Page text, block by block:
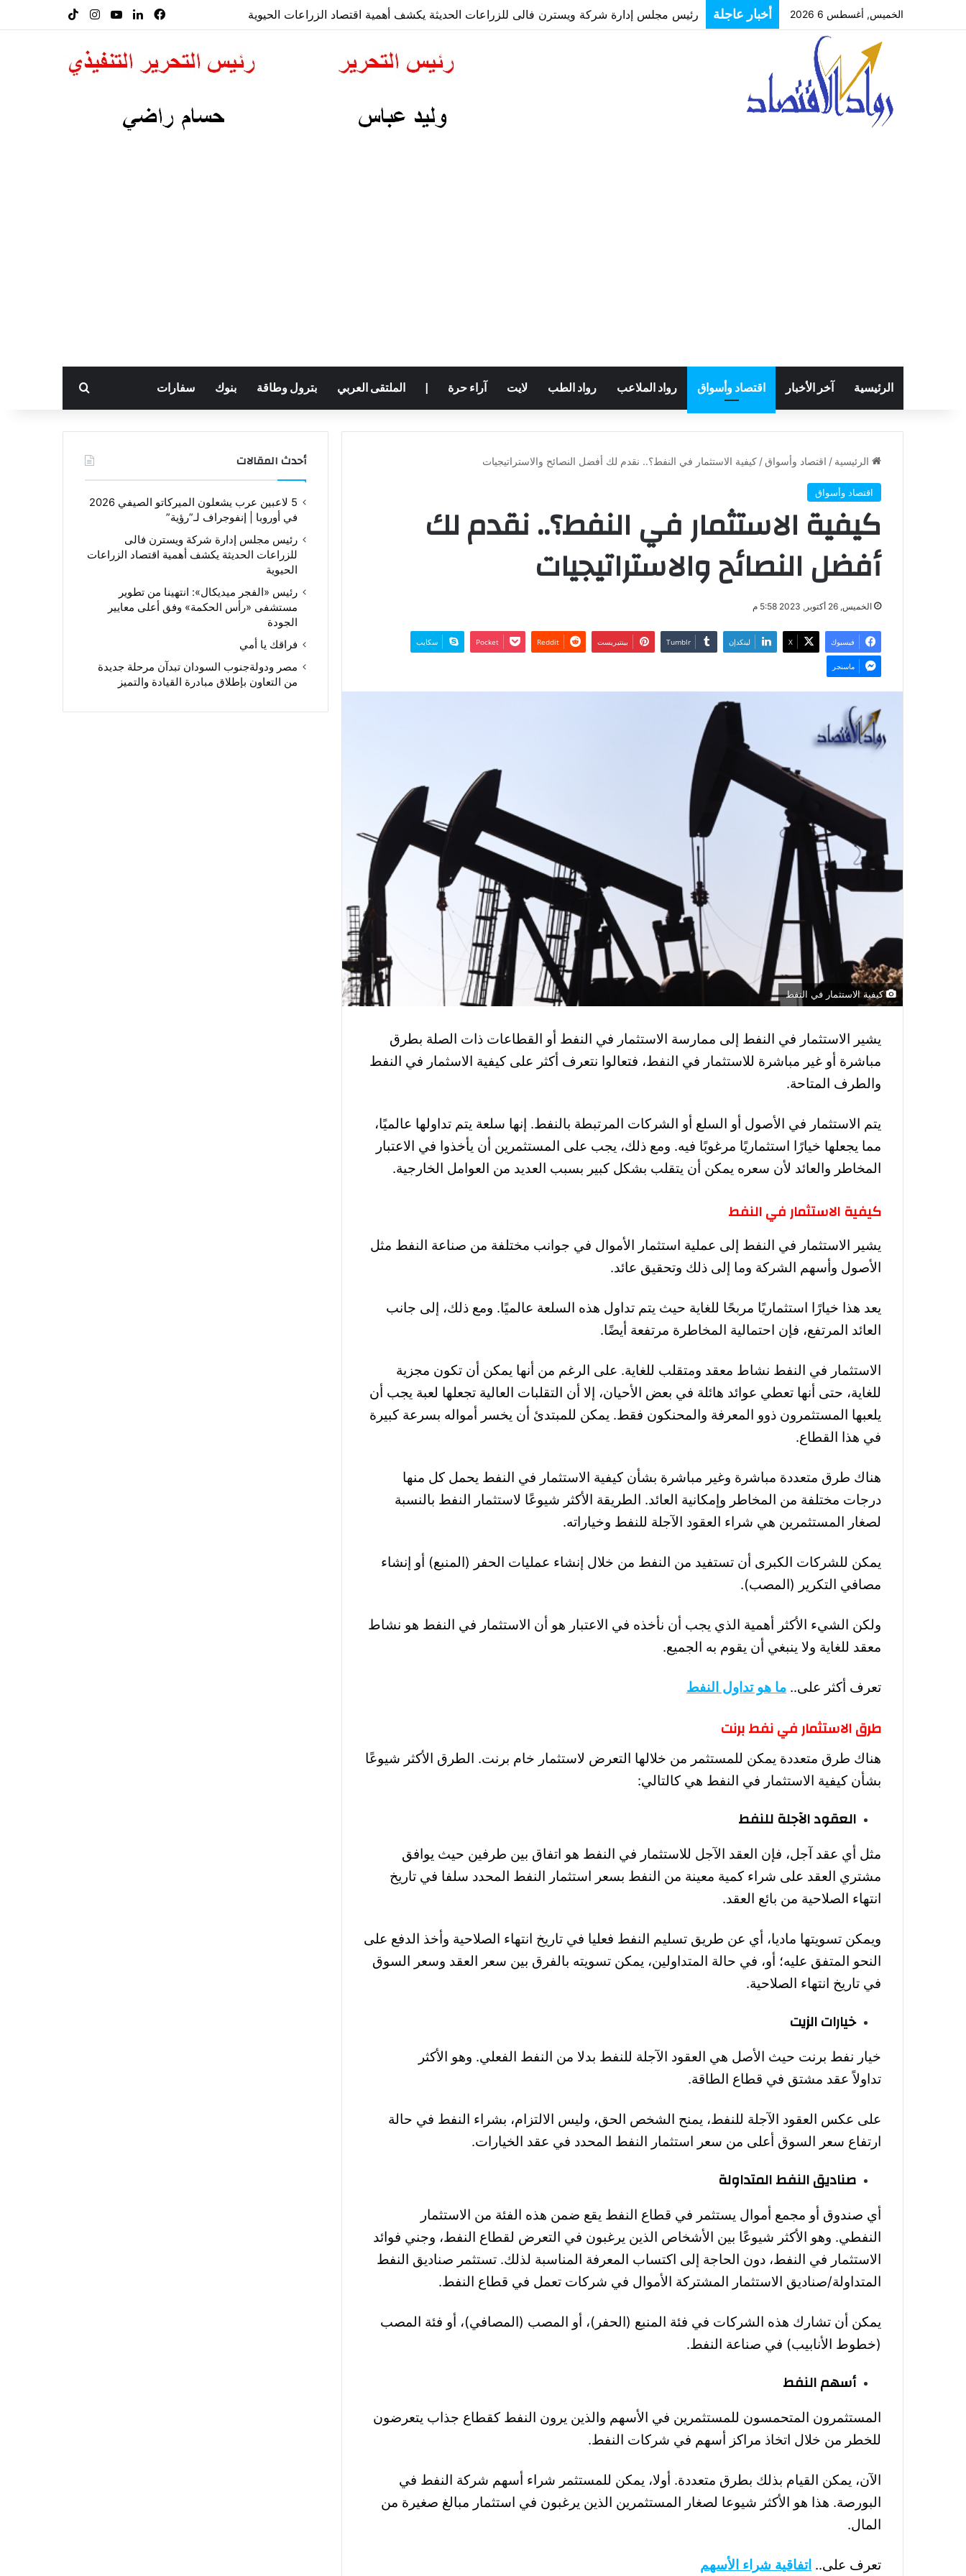
الخميس, أغسطس 6 2026 أخبار عاجلة رئيس مجلس إدارة شركة ويسترن فالى للزراعات الحديثة يكشف أهمية اقتصاد الزراعات الحيوية فيسبوكلينكدإن‫YouTube
انستقرام
الرئيسية آخر الأخبار اقتصاد وأسواق رواد الملاعب رواد الطب لايت آراء حرة الملتقى العربي بترول وطاقة بنوك سفارات بحث عن
الرئيسية / اقتصاد وأسواق / كيفية الاستثمار في النفط؟.. نقدم لك أفضل النصائح والاستراتيجيات
اقتصاد وأسواق
كيفية الاستثمار في النفط؟.. نقدم لك
أفضل النصائح والاستراتيجيات
الخميس, 26 أكتوبر, 2023 5:58 م
فيسبوك ‫X لينكدإن بينتيريست ‫Pocket سكايب
ماسنجر
كيفية الاستثمار في النفط
يشير الاستثمار في النفط إلى ممارسة الاستثمار في النفط أو القطاعات ذات الصلة بطرق
مباشرة أو غير مباشرة للاستثمار في النفط، فتعالوا نتعرف أكثر على كيفية الاسثمار في النفط
والطرف المتاحة.
يتم الاستثمار في الأصول أو السلع أو الشركات المرتبطة بالنفط. إنها سلعة يتم تداولها عالميًا،
مما يجعلها خيارًا استثماريًا مرغوبًا فيه. ومع ذلك، يجب على المستثمرين أن يأخذوا في الاعتبار
المخاطر والعائد لأن سعره يمكن أن يتقلب بشكل كبير بسبب العديد من العوامل الخارجية.
كيفية الاستثمار في النفط
يشير الاستثمار في النفط إلى عملية استثمار الأموال في جوانب مختلفة من صناعة النفط مثل
الأصول وأسهم الشركة وما إلى ذلك وتحقيق عائد.
يعد هذا خيارًا استثماريًا مربحًا للغاية حيث يتم تداول هذه السلعة عالميًا. ومع ذلك، إلى جانب
العائد المرتفع، فإن احتمالية المخاطرة مرتفعة أيضًا.
الاستثمار في النفط نشاط معقد ومتقلب للغاية. على الرغم من أنها يمكن أن تكون مجزية
للغاية، حتى أنها تعطي عوائد هائلة في بعض الأحيان، إلا أن التقلبات العالية تجعلها لعبة يجب أن
يلعبها المستثمرون ذوو المعرفة والمحنكون فقط. يمكن للمبتدئ أن يخسر أمواله بسرعة كبيرة
في هذا القطاع.
هناك طرق متعددة مباشرة وغير مباشرة بشأن كيفية الاستثمار في النفط يحمل كل منها
درجات مختلفة من المخاطر وإمكانية العائد. الطريقة الأكثر شيوعًا لاستثمار النفط بالنسبة
لصغار المستثمرين هي شراء العقود الآجلة للنفط وخياراته.
يمكن للشركات الكبرى أن تستفيد من النفط من خلال إنشاء عمليات الحفر (المنبع) أو إنشاء
مصافي التكرير (المصب).
ولكن الشيء الأكثر أهمية الذي يجب أن نأخذه في الاعتبار هو أن الاستثمار في النفط هو نشاط
معقد للغاية ولا ينبغي أن يقوم به الجميع.
تعرف أكثر على.. ما هو تداول النفط
طرق الاستثمار في نفط برنت
هناك طرق متعددة يمكن للمستثمر من خلالها التعرض لاستثمار خام برنت. الطرق الأكثر شيوعًا
بشأن كيفية الاستثمار في النفط هي كالتالي:
العقود الآجلة للنفط
مثل أي عقد آجل، فإن العقد الآجل للاستثمار في النفط هو اتفاق بين طرفين حيث يوافق
مشتري العقد على شراء كمية معينة من النفط بسعر استثمار النفط المحدد سلفا في تاريخ
انتهاء الصلاحية من بائع العقد.
ويمكن تسويتها ماديا، أي عن طريق تسليم النفط فعليا في تاريخ انتهاء الصلاحية وأخذ الدفع على
النحو المتفق عليه؛ أو، في حالة المتداولين، يمكن تسويته بالفرق بين سعر العقد وسعر السوق
في تاريخ انتهاء الصلاحية.
خيارات الزيت
خيار نفط برنت حيث الأصل هي العقود الآجلة للنفط بدلا من النفط الفعلي. وهو الأكثر
تداولاً عقد مشتق في قطاع الطاقة.
على عكس العقود الآجلة للنفط، يمنح الشخص الحق، وليس الالتزام، بشراء النفط في حالة
ارتفاع سعر السوق أعلى من سعر استثمار النفط المحدد في عقد الخيارات.
صناديق النفط المتداولة
أي صندوق أو مجمع أموال يستثمر في قطاع النفط يقع ضمن هذه الفئة من الاستثمار
النفطي. وهو الأكثر شيوعًا بين الأشخاص الذين يرغبون في التعرض لقطاع النفط، وجني فوائد
الاستثمار في النفط، دون الحاجة إلى اكتساب المعرفة المناسبة لذلك. تستثمر صناديق النفط
المتداولة/صناديق الاستثمار المشتركة الأموال في شركات تعمل في قطاع النفط.
يمكن أن تشارك هذه الشركات في فئة المنبع (الحفر)، أو المصب (المصافي)، أو فئة المصب
(خطوط الأنابيب) في صناعة النفط.
أسهم النفط
المستثمرون المتحمسون للمستثمرين في الأسهم والذين يرون النفط كقطاع جذاب يتعرضون
للخطر من خلال اتخاذ مراكز أسهم في شركات النفط.
الآن، يمكن القيام بذلك بطرق متعددة. أولا، يمكن للمستثمر شراء أسهم شركة النفط في
البورصة. هذا هو الأكثر شيوعا لصغار المستثمرين الذين يرغبون في استثمار مبالغ صغيرة من
المال.
تعرف على.. اتفاقية شراء الأسهم
أحدث المقالات
5 لاعبين عرب يشعلون الميركاتو الصيفي 2026
في أوروبا | إنفوجراف لـ”رؤية”
رئيس مجلس إدارة شركة ويسترن فالى
للزراعات الحديثة يكشف أهمية اقتصاد الزراعات
الحيوية
رئيس «الفجر ميديكال»: انتهينا من تطوير
مستشفى «رأس الحكمة» وفق أعلى معايير
الجودة
فراقك يا أمي
مصر ودولةجنوب السودان تبدآن مرحلة جديدة
من التعاون بإطلاق مبادرة القيادة والتميز